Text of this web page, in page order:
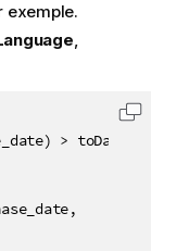
exemple.
,
>
Copier